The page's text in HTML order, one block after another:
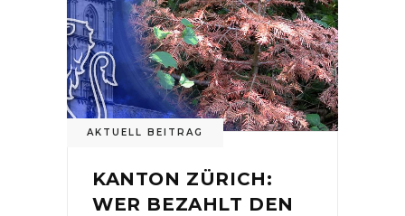
AKTUELL BEITRAG
KANTON ZÜRICH:
WER BEZAHLT DEN